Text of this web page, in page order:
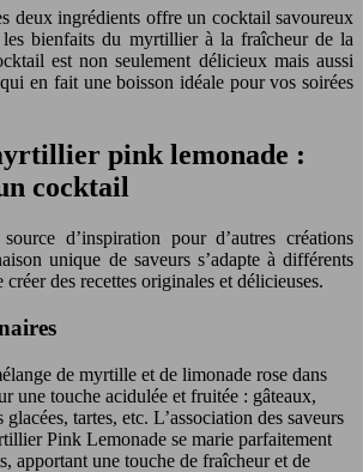
deux ingrédients offre un cocktail savoureux
bienfaits du myrtillier à la fraîcheur de la
est non seulement délicieux mais aussi
en fait une boisson idéale pour vos soirées
pink lemonade :
cocktail
d’inspiration pour d’autres créations
unique de saveurs s’adapte à différents
créer des recettes originales et délicieuses.
de myrtille et de limonade rose dans
une touche acidulée et fruitée : gâteaux,
tartes, etc. L’association des saveurs
Pink Lemonade se marie parfaitement
apportant une touche de fraîcheur et de